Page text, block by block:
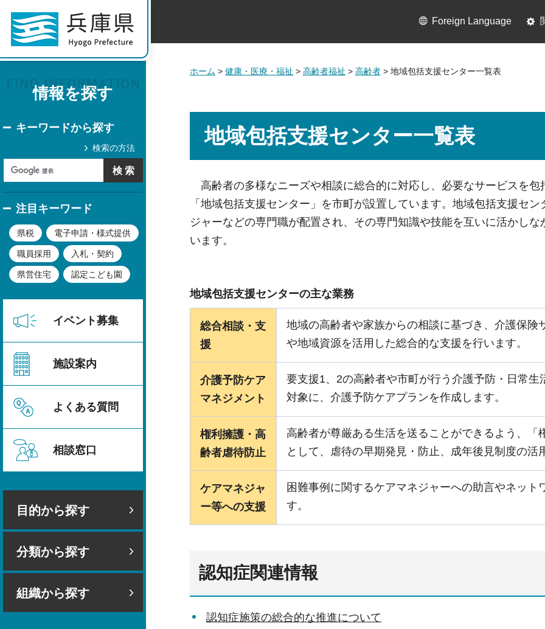
情報を探す
キーワードから探す
検索の方法
注目キーワード
県税 電子申請・様式提供
職員採用 入札・契約
県営住宅 認定こども園
イベント募集
施設案内
よくある質問
相談窓口
目的から探す
分類から探す
組織から探す
Foreign Language
ホーム > 健康・医療・福祉 > 高齢者福祉 > 高齢者 > 地域包括支援センター一覧表
地域包括支援センター一覧表
高齢者の多様なニーズや相談に総合的に対応し、必要なサービスを
「地域包括支援センター」を市町が設置しています。地域包括支援セ
ジャーなどの専門職が配置され、その専門知識や技能を互いに活かし
います。
地域包括支援センターの主な業務
総合相談・支
援
地域の高齢者や家族からの相談に基づき、介護保険
や地域資源を活用した総合的な支援を行います。
介護予防ケア
マネジメント
要支援1、2の高齢者や市町が行う介護予防・日常
対象に、介護予防ケアプランを作成します。
権利擁護・高
齢者虐待防止
高齢者が尊厳ある生活を送ることができるよう、「
として、虐待の早期発見・防止、成年後見制度の活
ケアマネジャ
ー等への支援
困難事例に関するケアマネジャーへの助言やネット
す。
認知症関連情報
認知症施策の総合的な推進について